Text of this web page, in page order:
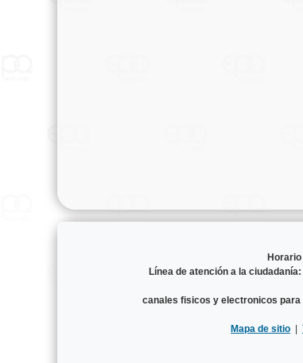
Línea de atención a la
canales fisicos y electronicos para
Mapa de sitio